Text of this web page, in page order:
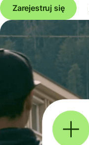
Zarejestruj się